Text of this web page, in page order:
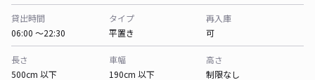
貸出時間
06:00 〜22:30
タイプ
平置き
再入庫
可
長さ
500cm 以下
車幅
190cm 以下
高さ
制限なし